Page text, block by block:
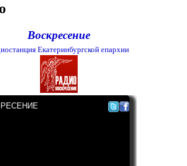
Воскресение
Екатеринбургской епархии